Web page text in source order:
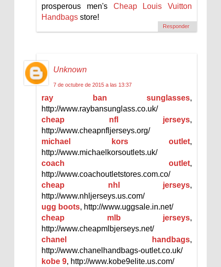
prosperous men's Cheap Louis Vuitton
Handbags store!
Responder
Unknown
7 de octubre de 2015 a las 13:37
ray ban sunglasses,
http://www.raybansunglass.co.uk/
cheap nfl jerseys,
http://www.cheapnfljerseys.org/
michael kors outlet,
http://www.michaelkorsoutlets.uk/
coach outlet,
http://www.coachoutletstores.com.co/
cheap nhl jerseys,
http://www.nhljerseys.us.com/
ugg boots, http://www.uggsale.in.net/
cheap mlb jerseys,
http://www.cheapmlbjerseys.net/
chanel handbags,
http://www.chanelhandbags-outlet.co.uk/
kobe 9, http://www.kobe9elite.us.com/